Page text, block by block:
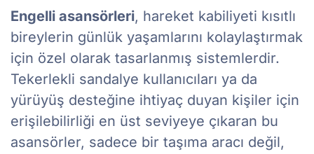
Engelli asansörleri, hareket kabiliyeti kısıtlı
bireylerin günlük yaşamlarını kolaylaştırmak
için özel olarak tasarlanmış sistemlerdir.
Tekerlekli sandalye kullanıcıları ya da
yürüyüş desteğine ihtiyaç duyan kişiler için
erişilebilirliği en üst seviyeye çıkaran bu
asansörler, sadece bir taşıma aracı değil,